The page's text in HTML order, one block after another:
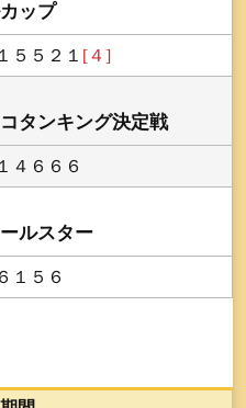
ップ
５５２１ [４]
タンキング決定戦
４６６６
ルスター
１５６